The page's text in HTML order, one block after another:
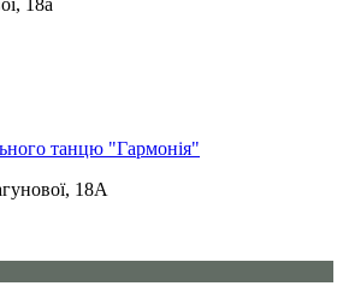
18а
танцю "Гармонія"
18А